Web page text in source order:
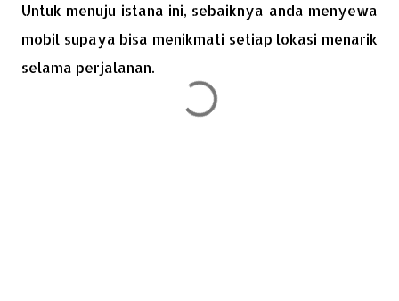
Untuk menuju istana ini, sebaiknya anda menyewa
mobil supaya bisa menikmati setiap lokasi menarik
selama perjalanan.